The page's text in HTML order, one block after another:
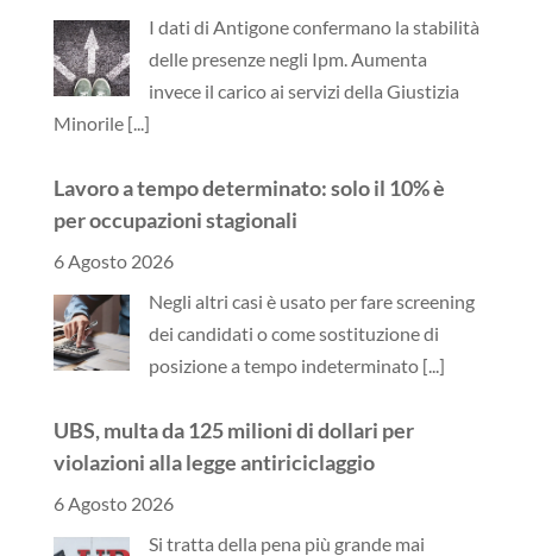
I dati di Antigone confermano la stabilità
delle presenze negli Ipm. Aumenta
invece il carico ai servizi della Giustizia
Minorile [...]
Lavoro a tempo determinato: solo il 10% è
per occupazioni stagionali
6 Agosto 2026
Negli altri casi è usato per fare screening
dei candidati o come sostituzione di
posizione a tempo indeterminato [...]
UBS, multa da 125 milioni di dollari per
violazioni alla legge antiriciclaggio
6 Agosto 2026
Si tratta della pena più grande mai